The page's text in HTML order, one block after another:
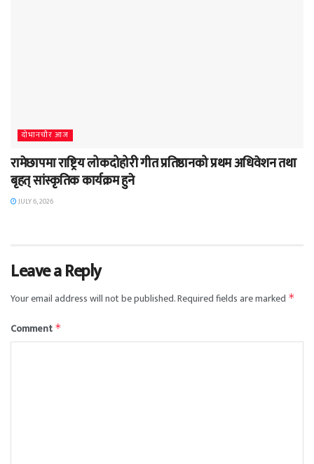
दाेभानचाैर आज
रामेछापमा राष्ट्रिय लोकदोहोरी गीत प्रतिष्ठानको प्रथम अधिवेशन तथा
बृहत् सांस्कृतिक कार्यक्रम हुने
JULY 6, 2026
Leave a Reply
Your email address will not be published.Required fields are marked *
Comment *